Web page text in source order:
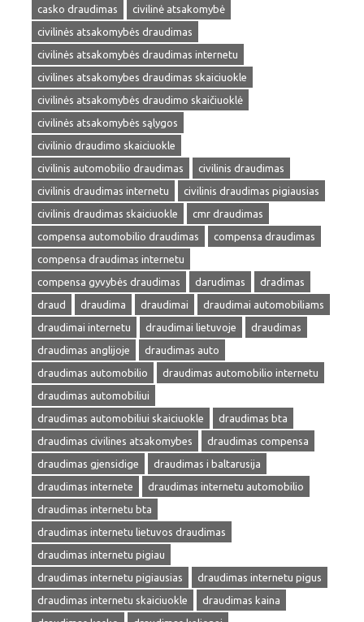
casko draudimas
civilinė atsakomybė
civilinės atsakomybės draudimas
civilinės atsakomybės draudimas internetu
civilines atsakomybes draudimas skaiciuokle
civilinės atsakomybės draudimo skaičiuoklė
civilinės atsakomybės sąlygos
civilinio draudimo skaiciuokle
civilinis automobilio draudimas
civilinis draudimas
civilinis draudimas internetu
civilinis draudimas pigiausias
civilinis draudimas skaiciuokle
cmr draudimas
compensa automobilio draudimas
compensa draudimas
compensa draudimas internetu
compensa gyvybės draudimas
darudimas
dradimas
draud
draudima draudimai
draudimai automobiliams
draudimai internetu
draudimai lietuvoje
draudimas
draudimas anglijoje
draudimas auto
draudimas automobilio
draudimas automobilio internetu
draudimas automobiliui
draudimas automobiliui skaiciuokle
draudimas bta
draudimas civilines atsakomybes
draudimas compensa
draudimas gjensidige
draudimas i baltarusija
draudimas internete
draudimas internetu automobilio
draudimas internetu bta
draudimas internetu lietuvos draudimas
draudimas internetu pigiau
draudimas internetu pigiausias
draudimas internetu pigus
draudimas internetu skaiciuokle
draudimas kaina